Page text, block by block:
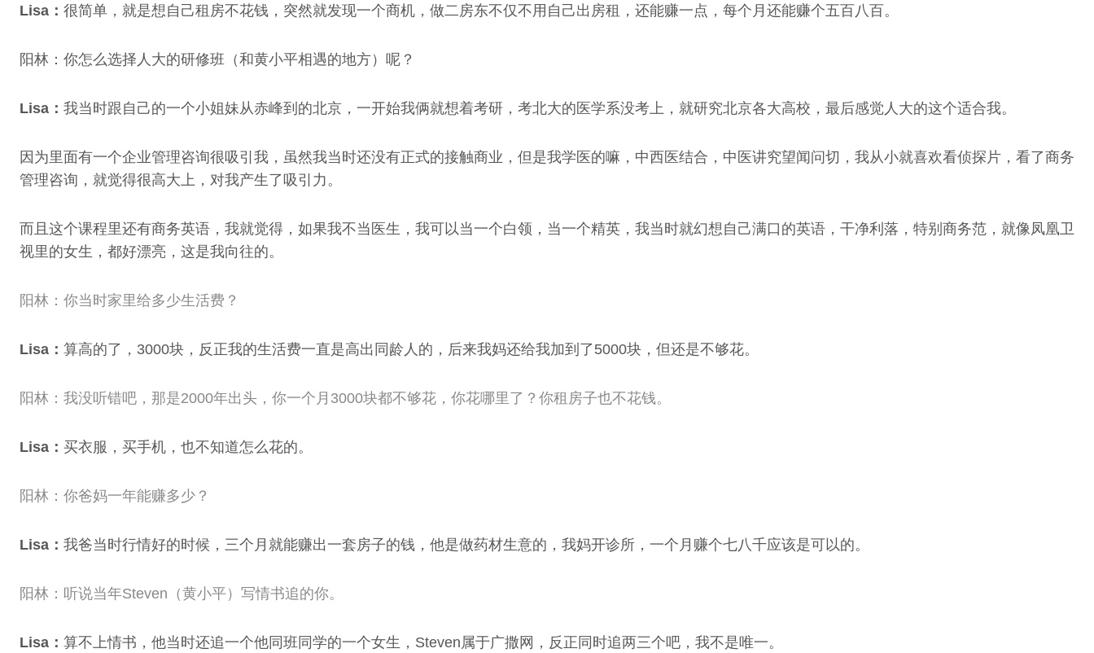
Lisa： 很简单，就是想自己租房不花钱，突然就发现一个商机，做二房东不仅不用自己出房租，还能赚一点，每个月还能赚个五百八百。
阳林：你怎么选择人大的研修班（和黄小平相遇的地方）呢？
Lisa： 我当时跟自己的一个小姐妹从赤峰到的北京，一开始我俩就想着考研，考北大的医学系没考上，就研究北京各大高校，最后感觉人大的这个适合我。
因为里面有一个企业管理咨询很吸引我，虽然我当时还没有正式的接触商业，但是我学医的嘛，中西医结合，中医讲究望闻问切，我从小就喜欢看侦探片，看了商务
管理咨询，就觉得很高大上，对我产生了吸引力。
而且这个课程里还有商务英语，我就觉得，如果我不当医生，我可以当一个白领，当一个精英，我当时就幻想自己满口的英语，干净利落，特别商务范，就像凤凰卫
视里的女生，都好漂亮，这是我向往的。
阳林：你当时家里给多少生活费？
Lisa： 算高的了，3000块，反正我的生活费一直是高出同龄人的，后来我妈还给我加到了5000块，但还是不够花。
阳林：我没听错吧，那是2000年出头，你一个月3000块都不够花，你花哪里了？你租房子也不花钱。
Lisa： 买衣服，买手机，也不知道怎么花的。
阳林：你爸妈一年能赚多少？
Lisa： 我爸当时行情好的时候，三个月就能赚出一套房子的钱，他是做药材生意的，我妈开诊所，一个月赚个七八千应该是可以的。
阳林：听说当年Steven（黄小平）写情书追的你。
Lisa： 算不上情书，他当时还追一个他同班同学的一个女生，Steven属于广撒网，反正同时追两三个吧，我不是唯一。